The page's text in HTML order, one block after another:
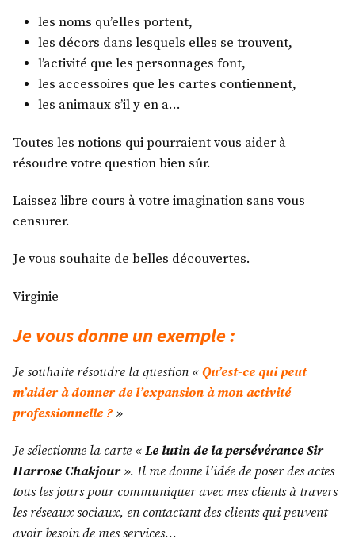
les noms qu’elles portent,
les décors dans lesquels elles se trouvent,
l’activité que les personnages font,
les accessoires que les cartes contiennent,
les animaux s’il y en a…
Toutes les notions qui pourraient vous aider à
résoudre votre question bien sûr.
Laissez libre cours à votre imagination sans vous
censurer.
Je vous souhaite de belles découvertes.
Virginie
Je vous donne un exemple :
Je souhaite résoudre la question «Qu’est-ce qui peut
m’aider à donner de l’expansion à mon activité
professionnelle ?»
Je sélectionne la carte «Le lutin de la persévérance Sir
Harrose Chakjour». Il me donne l’idée de poser des actes
tous les jours pour communiquer avec mes clients à travers
les réseaux sociaux, en contactant des clients qui peuvent
avoir besoin de mes services…